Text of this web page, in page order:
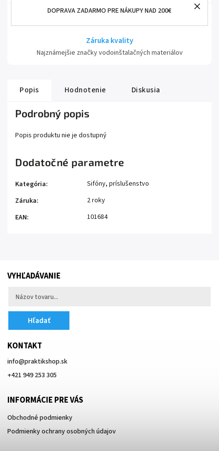
DOPRAVA ZADARMO PRE NÁKUPY NAD 200€
Záruka kvality
Najznámejšie značky vodoinštalačných materiálov
Popis Hodnotenie Diskusia
Podrobný popis
Popis produktu nie je dostupný
Dodatočné parametre
Kategória:
Sifóny, príslušenstvo
Záruka:
2 roky
EAN: 101684
VYHĽADÁVANIE
Hľadať
KONTAKT
info@praktikshop.sk
+421 949 253 305
INFORMÁCIE PRE VÁS
Obchodné podmienky
Podmienky ochrany osobných údajov